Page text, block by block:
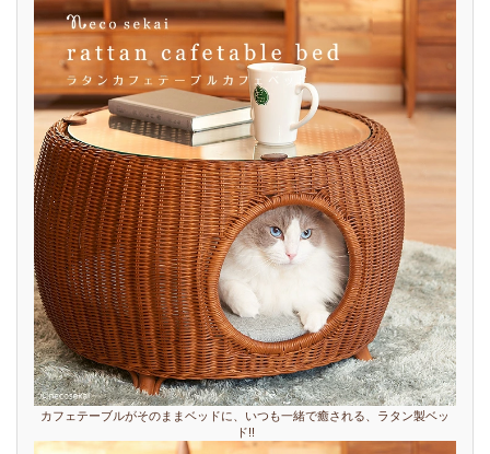
カフェテーブルがそのままベッドに、いつも一緒で癒される、ラタン製ベッ
ド!!